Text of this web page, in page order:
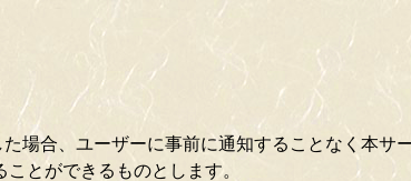
場合、ユーザーに事前に通知することなく本サ
とができるものとします。